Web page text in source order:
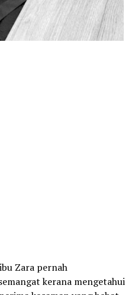
Zara pernah
kerana mengetahui